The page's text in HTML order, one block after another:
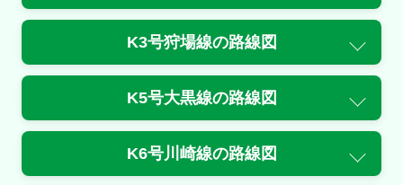
5号池袋線<上/竹橋>
入口閉鎖
規制
美女木ＪＣＴ付近→戸田南付近
K3号狩場線の路線図
K5号大黒線の路線図
K6号川崎線の路線図